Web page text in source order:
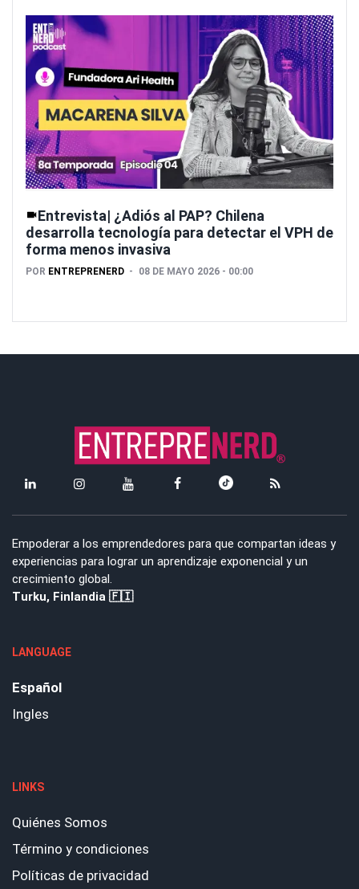
Entrevista| ¿Adiós al PAP? Chilena
desarrolla tecnología para detectar el VPH de
forma menos invasiva
POR ENTREPRENERD 08 DE MAYO 2026 - 00:00
Empoderar a los emprendedores para que compartan ideas y
experiencias para lograr un aprendizaje exponencial y un
crecimiento global.
Turku, Finlandia 🇫🇮
LANGUAGE
Español
Ingles
LINKS
Quiénes Somos
Término y condiciones
Políticas de privacidad